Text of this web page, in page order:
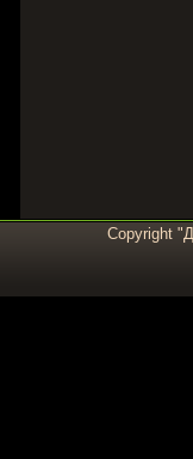
Copyright